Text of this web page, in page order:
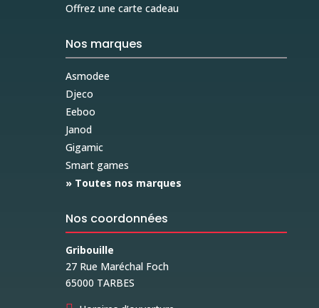
Offrez une carte cadeau
Nos marques
Asmodee
Djeco
Eeboo
Janod
Gigamic
Smart games
» Toutes nos marques
Nos coordonnées
Gribouille
27 Rue Maréchal Foch
65000 TARBES